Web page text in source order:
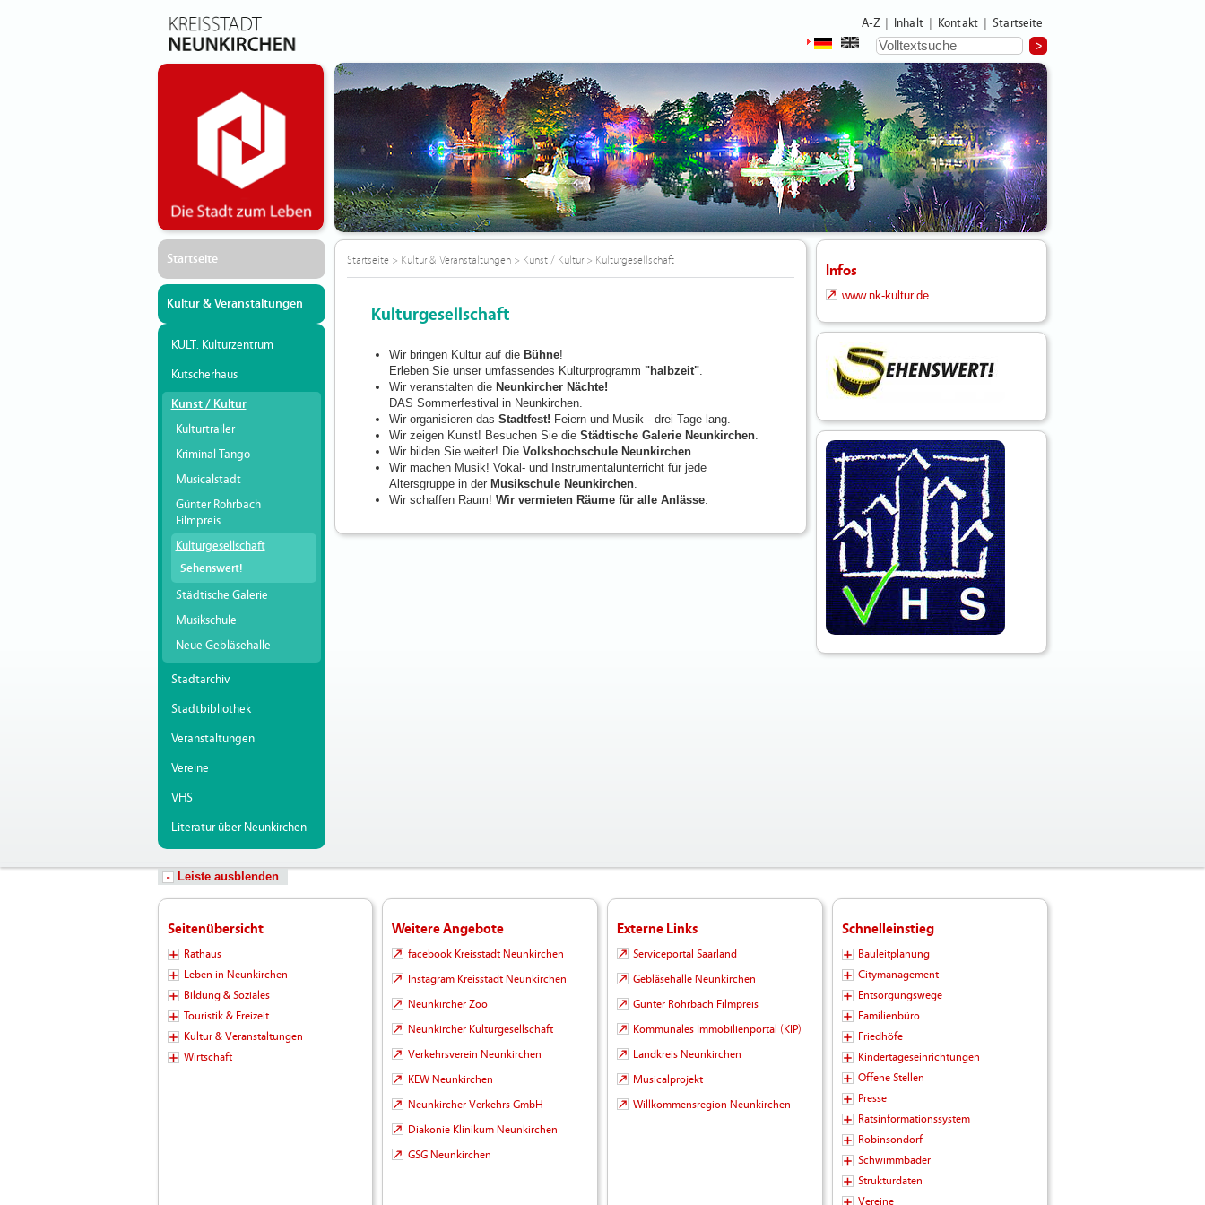
A-Z Inhalt Kontakt Startseite
Startseite
Kultur & Veranstaltungen
KULT. Kulturzentrum
Kutscherhaus
Kunst / Kultur
Kulturtrailer
Kriminal Tango
Musicalstadt
Günter Rohrbach
Filmpreis
Kulturgesellschaft
Sehenswert!
Städtische Galerie
Musikschule
Neue Gebläsehalle
Stadtarchiv
Stadtbibliothek
Veranstaltungen
Vereine
VHS
Literatur über Neunkirchen
Startseite> Kultur & Veranstaltungen> Kunst / Kultur> Kulturgesellschaft
Kulturgesellschaft
Wir bringen Kultur auf dieBühne!
Erleben Sie unser umfassendes Kulturprogramm "halbzeit".
Wir veranstalten dieNeunkircher Nächte!
DAS Sommerfestival in Neunkirchen.
Wir organisieren das Stadtfest! Feiern und Musik - drei Tage lang.
Wir zeigen Kunst! Besuchen Sie dieStädtische Galerie Neunkirchen.
Wir bilden Sie weiter! Die Volkshochschule Neunkirchen.
Wir machen Musik! Vokal- und Instrumentalunterricht für jede
Altersgruppe in der Musikschule Neunkirchen.
Wir schaffen Raum! Wir vermieten Räume für alle Anlässe.
Infos
www.nk-kultur.de
Leiste ausblenden
Seitenübersicht
Rathaus
Leben in Neunkirchen
Bildung & Soziales
Touristik & Freizeit
Kultur & Veranstaltungen
Wirtschaft
Weitere Angebote
facebook Kreisstadt Neunkirchen
Instagram Kreisstadt Neunkirchen
Neunkircher Zoo
Neunkircher Kulturgesellschaft
Verkehrsverein Neunkirchen
KEW Neunkirchen
Neunkircher Verkehrs GmbH
Diakonie Klinikum Neunkirchen
GSG Neunkirchen
Externe Links
Serviceportal Saarland
Gebläsehalle Neunkirchen
Günter Rohrbach Filmpreis
Kommunales Immobilienportal (KIP)
Landkreis Neunkirchen
Musicalprojekt
Willkommensregion Neunkirchen
Schnelleinstieg
Bauleitplanung
Citymanagement
Entsorgungswege
Familienbüro
Friedhöfe
Kindertageseinrichtungen
Offene Stellen
Presse
Ratsinformationssystem
Robinsondorf
Schwimmbäder
Strukturdaten
Vereine